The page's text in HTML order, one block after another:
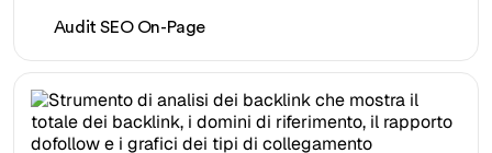
Audit SEO On-Page